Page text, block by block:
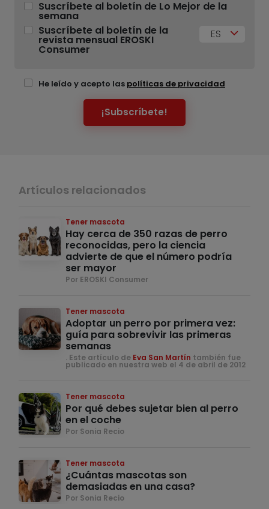
Suscríbete al boletín de Lo Mejor de la
semana
Suscríbete al boletín de la
revista mensual EROSKI
Consumer
ES
He leído y acepto las políticas de privacidad
¡Subscríbete!
Artículos relacionados
Tener mascota
Hay cerca de 350 razas de perro
reconocidas, pero la ciencia
advierte de que el número podría
ser mayor
Por EROSKI Consumer
Tener mascota
Adoptar un perro por primera vez:
guía para sobrevivir las primeras
semanas
. Este artículo de Eva San Martín también fue
publicado en nuestra web el 4 de abril de 2012
Tener mascota
Por qué debes sujetar bien al perro
en el coche
Por Sonia Recio
Tener mascota
¿Cuántas mascotas son
demasiadas en una casa?
Por Sonia Recio